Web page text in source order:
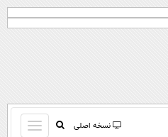
نسخه اصلی
باز